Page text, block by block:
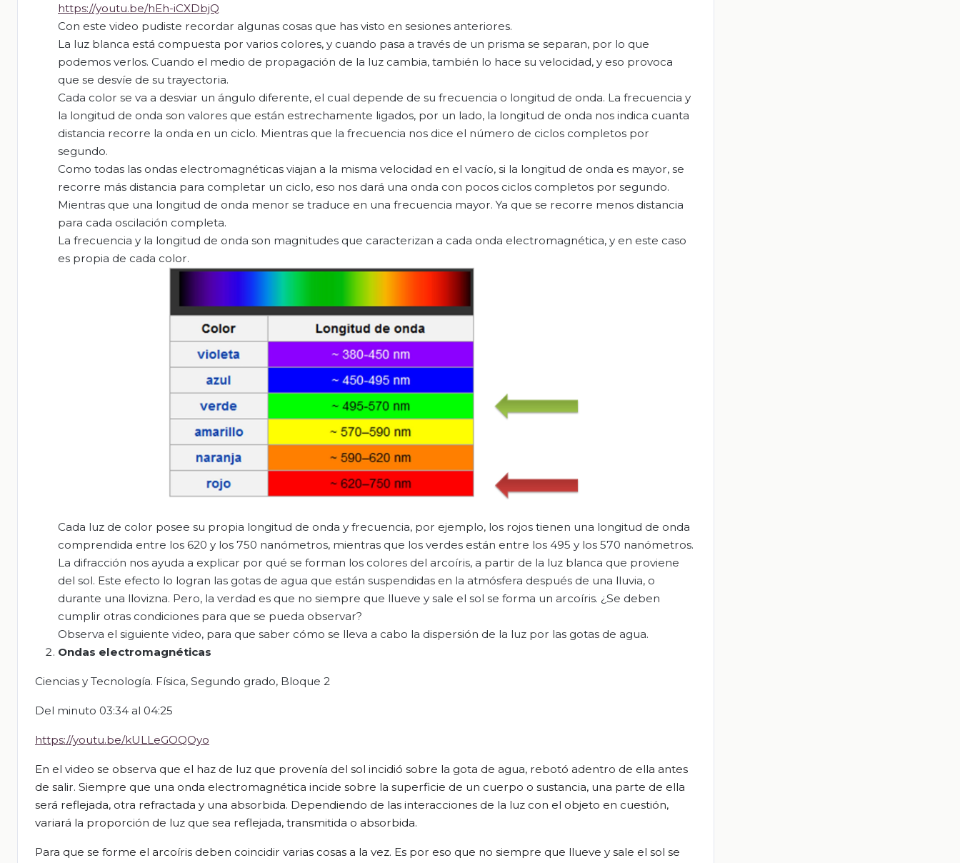
https://youtu.be/hEh-iCXDbjQ
Con este video pudiste recordar algunas cosas que has visto en sesiones anteriores.
La luz blanca está compuesta por varios colores, y cuando pasa a través de un prisma se separan, por lo que
podemos verlos. Cuando el medio de propagación de la luz cambia, también lo hace su velocidad, y eso provoca
que se desvíe de su trayectoria.
Cada color se va a desviar un ángulo diferente, el cual depende de su frecuencia o longitud de onda. La frecuencia y
la longitud de onda son valores que están estrechamente ligados, por un lado, la longitud de onda nos indica cuanta
distancia recorre la onda en un ciclo. Mientras que la frecuencia nos dice el número de ciclos completos por
segundo.
Como todas las ondas electromagnéticas viajan a la misma velocidad en el vacío, si la longitud de onda es mayor, se
recorre más distancia para completar un ciclo, eso nos dará una onda con pocos ciclos completos por segundo.
Mientras que una longitud de onda menor se traduce en una frecuencia mayor. Ya que se recorre menos distancia
para cada oscilación completa.
La frecuencia y la longitud de onda son magnitudes que caracterizan a cada onda electromagnética, y en este caso
es propia de cada color.
Cada luz de color posee su propia longitud de onda y frecuencia, por ejemplo, los rojos tienen una longitud de onda
comprendida entre los 620 y los 750 nanómetros, mientras que los verdes están entre los 495 y los 570 nanómetros.
La difracción nos ayuda a explicar por qué se forman los colores del arcoíris, a partir de la luz blanca que proviene
del sol. Este efecto lo logran las gotas de agua que están suspendidas en la atmósfera después de una lluvia, o
durante una llovizna. Pero, la verdad es que no siempre que llueve y sale el sol se forma un arcoíris. ¿Se deben
cumplir otras condiciones para que se pueda observar?
Observa el siguiente video, para que saber cómo se lleva a cabo la dispersión de la luz por las gotas de agua.
Ondas electromagnéticas
Ciencias y Tecnología. Física, Segundo grado, Bloque 2
Del minuto 03:34 al 04:25
https://youtu.be/kULLeGOQOyo
En el video se observa que el haz de luz que provenía del sol incidió sobre la gota de agua, rebotó adentro de ella antes
de salir. Siempre que una onda electromagnética incide sobre la superficie de un cuerpo o sustancia, una parte de ella
será reflejada, otra refractada y una absorbida. Dependiendo de las interacciones de la luz con el objeto en cuestión,
variará la proporción de luz que sea reflejada, transmitida o absorbida.
Para que se forme el arcoíris deben coincidir varias cosas a la vez. Es por eso que no siempre que llueve y sale el sol se